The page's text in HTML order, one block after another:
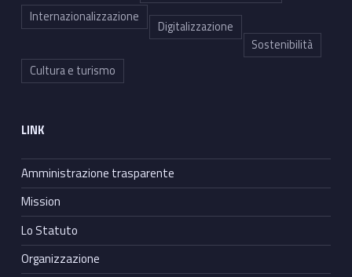
Internazionalizzazione
Digitalizzazione
Sostenibilità
Cultura e turismo
LINK
Amministrazione trasparente
Mission
Lo Statuto
Organizzazione